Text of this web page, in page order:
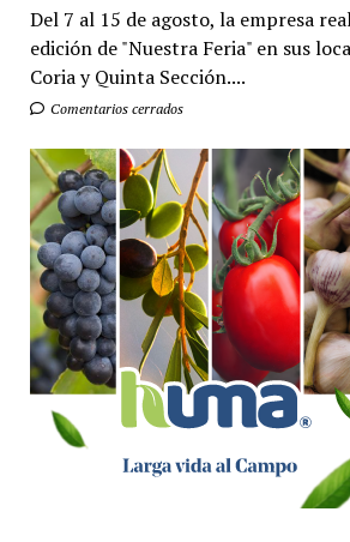
Del 7 al 15 de agosto, la empresa
edición de "Nuestra Feria" en sus
Coria y Quinta Sección....
Comentarios cerrados